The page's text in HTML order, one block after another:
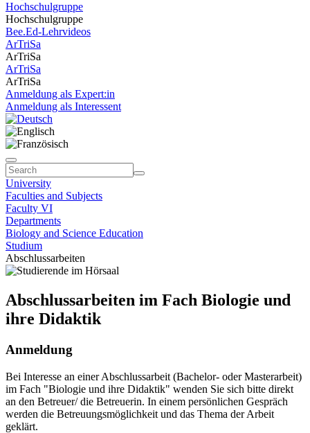
Hochschulgruppe
Hochschulgruppe
Bee.Ed-Lehrvideos
ArTriSa
ArTriSa
ArTriSa
ArTriSa
Anmeldung als Expert:in
Anmeldung als Interessent
University
Faculties and Subjects
Faculty VI
Departments
Biology and Science Education
Studium
Abschlussarbeiten
Abschlussarbeiten im Fach Biologie und
ihre Didaktik
Anmeldung
Bei Interesse an einer Abschlussarbeit (Bachelor- oder Masterarbeit)
im Fach "Biologie und ihre Didaktik" wenden Sie sich bitte direkt
an den Betreuer/ die Betreuerin. In einem persönlichen Gespräch
werden die Betreuungsmöglichkeit und das Thema der Arbeit
geklärt.